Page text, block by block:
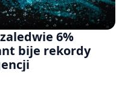
6%
bije rekordy